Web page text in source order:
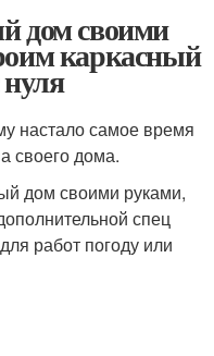
дом своими
каркасный
настало самое время
своего дома.
дом своими руками,
спец
работ погоду или